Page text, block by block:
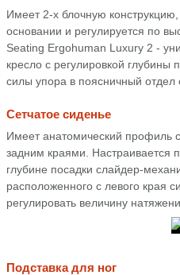
Имеет 2-х блочную
основании и регулируется по
Seating Ergohuman Luxury 2 -
кресло с регулировкой глубины
силы упора в поясничный отдел
Сетчатое сиденье
Имеет анатомический профиль
задним краями. Настраивается
глубине посадки слайдер-
расположенного с левого края
регулировать величину
Подставка для ног